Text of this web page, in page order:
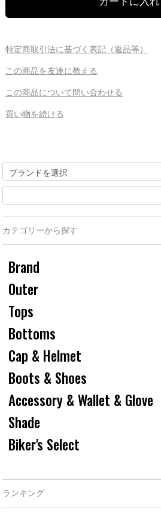
特定商取引法に基づく表記（返品等）
この商品を友達に教える
この商品について問い合わせる
買い物を続ける
カテゴリーから探す
Brand
Outer
Tops
Bottoms
Cap & Helmet
Boots & Shoes
Accessory & Wallet & Glove
Shade
Biker's Select
ランキング